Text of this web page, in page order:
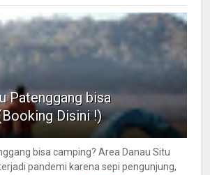
Patenggang bisa
Disini !)
bisa camping? Area Danau Situ
pandemi karena sepi pengunjung,